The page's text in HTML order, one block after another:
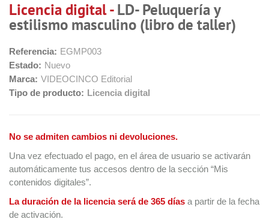
Licencia digital -LD- Peluquería y
estilismo masculino (libro de taller)
Referencia: EGMP003
Estado: Nuevo
Marca: VIDEOCINCO Editorial
Tipo de producto: Licencia digital
No se admiten cambios ni devoluciones.
Una vez efectuado el pago, en el área de usuario se activarán
automáticamente tus accesos dentro de la sección “Mis
contenidos digitales”.
La duración de la licencia será de 365 días a partir de la fecha
de activación.